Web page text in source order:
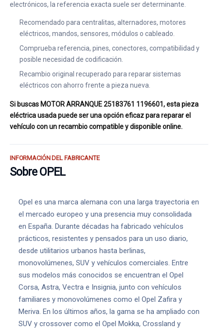
electrónicos, la referencia exacta suele ser determinante.
Recomendado para centralitas, alternadores, motores
eléctricos, mandos, sensores, módulos o cableado.
Comprueba referencia, pines, conectores, compatibilidad y
posible necesidad de codificación.
Recambio original recuperado para reparar sistemas
eléctricos con ahorro frente a pieza nueva.
Si buscas MOTOR ARRANQUE 25183761 1196601, esta pieza
eléctrica usada puede ser una opción eficaz para reparar el
vehículo con un recambio compatible y disponible online.
INFORMACIÓN DEL FABRICANTE
Sobre OPEL
Opel es una marca alemana con una larga trayectoria en
el mercado europeo y una presencia muy consolidada
en España. Durante décadas ha fabricado vehículos
prácticos, resistentes y pensados para un uso diario,
desde utilitarios urbanos hasta berlinas,
monovolúmenes, SUV y vehículos comerciales. Entre
sus modelos más conocidos se encuentran el Opel
Corsa, Astra, Vectra e Insignia, junto con vehículos
familiares y monovolúmenes como el Opel Zafira y
Meriva. En los últimos años, la gama se ha ampliado con
SUV y crossover como el Opel Mokka, Crossland y